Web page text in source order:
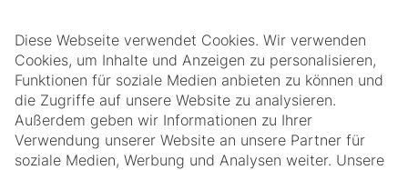
Diese Webseite verwendet Cookies. Wir verwenden
Cookies, um Inhalte und Anzeigen zu personalisieren,
Funktionen für soziale Medien anbieten zu können und
die Zugriffe auf unsere Website zu analysieren.
Außerdem geben wir Informationen zu Ihrer
Verwendung unserer Website an unsere Partner für
soziale Medien, Werbung und Analysen weiter. Unsere